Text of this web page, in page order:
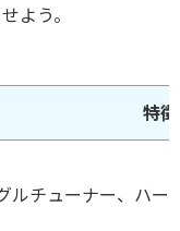
よう。
特徴
ルチューナー、ハー